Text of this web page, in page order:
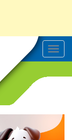
T
o
v
g